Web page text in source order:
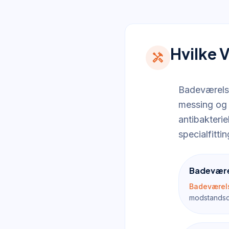
handyman Hvilke
messing